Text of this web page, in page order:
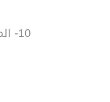
10- المحاضرة العاشرة